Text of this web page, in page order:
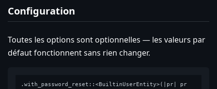
Configuration
Toutes les options sont optionnelles — les valeurs par
défaut fonctionnent sans rien changer.
.with_password_reset::<BuiltinUserEntity>(|pr| pr